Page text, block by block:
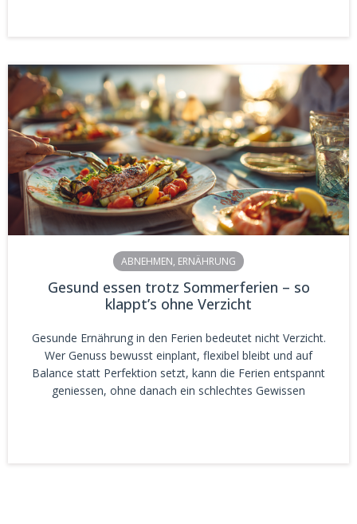
ABNEHMEN, ERNÄHRUNG
Gesund essen trotz Sommerferien – so
klappt’s ohne Verzicht
Gesunde Ernährung in den Ferien bedeutet nicht Verzicht.
Wer Genuss bewusst einplant, flexibel bleibt und auf
Balance statt Perfektion setzt, kann die Ferien entspannt
geniessen, ohne danach ein schlechtes Gewissen